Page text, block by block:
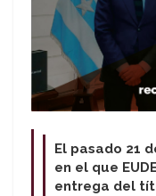
El pasado 21
en el que
entrega del